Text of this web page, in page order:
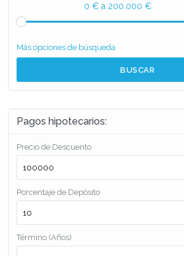
0 € a 200.000 €
Más opciones de búsqueda
BUSCAR
Pagos hipotecarios:
Precio de Descuento
Porcentaje de Depósito
Término (Años)